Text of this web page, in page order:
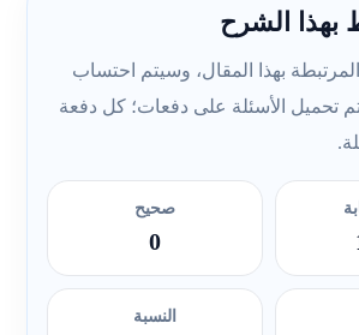
بهذا الشرح
بهذا المقال، وسيتم احتساب
تحميل الأسئلة على دفعات؛ كل دفعة
صحيح
0
النسبة